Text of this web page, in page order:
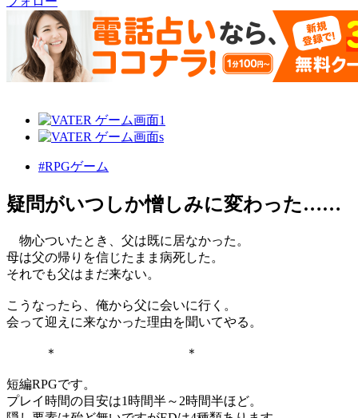
#RPGゲーム
疑問がいつしか憎しみに変わった……
物心ついたとき、父は既に居なかった。
母は父の帰りを信じたまま病死した。
それでも父はまだ来ない。
こうなったら、俺から父に会いに行く。
会って迎えに来なかった理由を聞いてやる。
＊ ＊
短編RPGです。
プレイ時間の目安は1時間半～2時間半ほど。